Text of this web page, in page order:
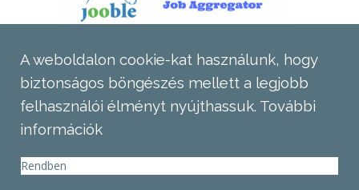
A weboldalon cookie-kat használunk, hogy
biztonságos böngészés mellett a legjobb
felhasználói élményt nyújthassuk. További
információk
Rendben